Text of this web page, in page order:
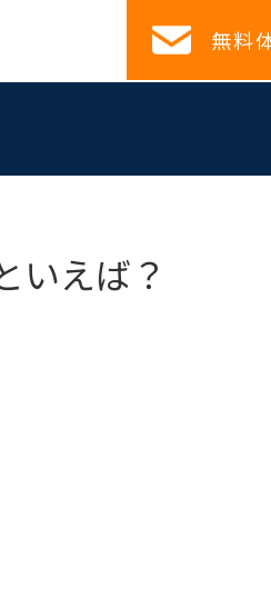
無料
いえば？